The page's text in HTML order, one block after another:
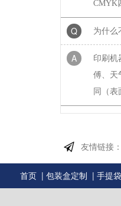
Q 为什么
A
印刷机
傅、天
同（表
Q 为什么
有差异
友情链接：
首页 | 包装盒定制 | 手提